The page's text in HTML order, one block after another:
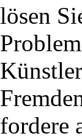
lösen
fordere